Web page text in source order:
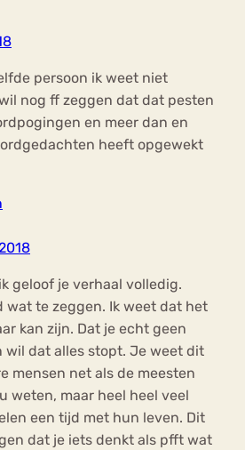
persoon ik weet niet
nog ff zeggen dat dat pesten
en meer dan en
heeft opgewekt
geloof je verhaal volledig.
wat te zeggen. Ik weet dat het
kan zijn. Dat je echt geen
wil dat alles stopt. Je weet dit
mensen net als de meesten
weten, maar heel heel veel
een tijd met hun leven. Dit
dat je iets denkt als pfft wat